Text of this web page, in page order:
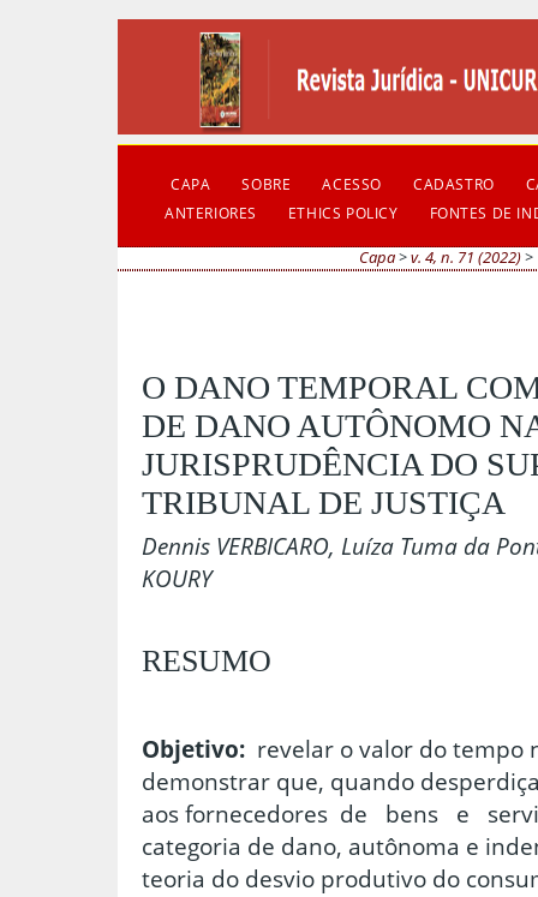
CAPA SOBRE ACESSO CADASTRO
ANTERIORES
ETHICS POLICY FONTES DE
Capa>v. 4, n. 71 (2022)>
O DANO TEMPORAL
DE DANO AUTÔNOMO
JURISPRUDÊNCIA DO
TRIBUNAL DE JUSTIÇA
Dennis VERBICARO, Luíza Tuma da
KOURY
RESUMO
Objetivo: revelar o valor do tempo
demonstrar que, quando
aos fornecedores de bens e
categoria de dano, autônoma e
teoria do desvio produtivo do